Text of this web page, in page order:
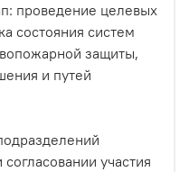
проведение целевых
состояния систем
защиты,
и путей
участия